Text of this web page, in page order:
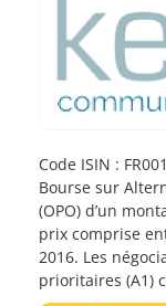
Code ISIN :
Bourse sur
(OPO) d’un
prix comprise
2016. Les
prioritaires (A1)